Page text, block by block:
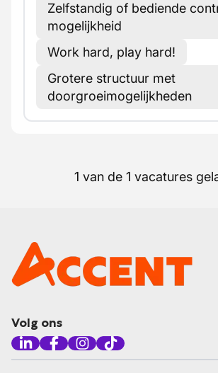
Zelfstandig of bediende
mogelijkheid
Work hard, play hard!
Grotere structuur met
doorgroeimogelijkheden
1 van de 1 vacatures
Volg ons